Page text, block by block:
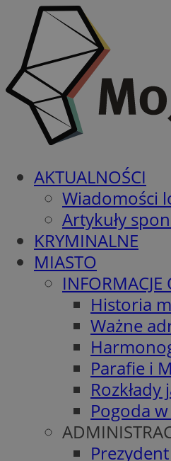
AKTUALNOŚCI
Wiadomości
Artykuły
KRYMINALNE
MIASTO
INFORMACJE
Historia
Ważne
Parafie i
Pogoda